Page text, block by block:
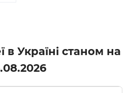
в Україні станом на